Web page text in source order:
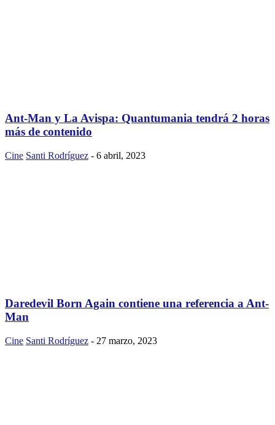
Ant-Man y La Avispa: Quantumania tendrá 2 horas
más de contenido
Cine Santi Rodríguez - 6 abril, 2023
Daredevil Born Again contiene una referencia a Ant-
Man
Cine Santi Rodríguez - 27 marzo, 2023